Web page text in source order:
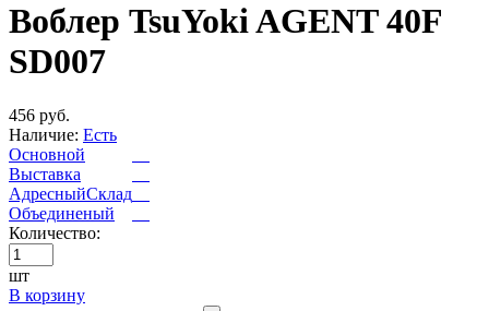
Воблер TsuYoki AGENT 40F
SD007
456 руб.
Наличие: Есть
Основной
Выставка
АдресныйСклад
Объединеный
Количество:
шт
В корзину